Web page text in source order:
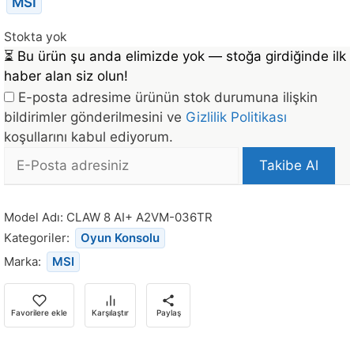
Stokta yok
⏳ Bu ürün şu anda elimizde yok — stoğa girdiğinde ilk
haber alan siz olun!
E-posta adresime ürünün stok durumuna ilişkin
bildirimler gönderilmesini ve Gizlilik Politikası
koşullarını kabul ediyorum.
posta
Takibe Al
ürün
stoğa
döndüğünde
bildirim
almak
için
e-
Model Adı: CLAW 8 AI+ A2VM-036TR
Kategoriler:
Oyun Konsolu
Marka:
MSI
Favorilere ekle Karşılaştır Paylaş